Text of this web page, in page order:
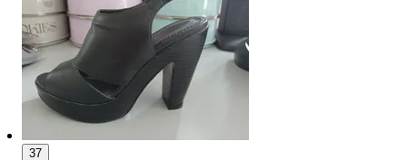
37